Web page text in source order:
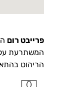
פרייבט רום
הריהוט